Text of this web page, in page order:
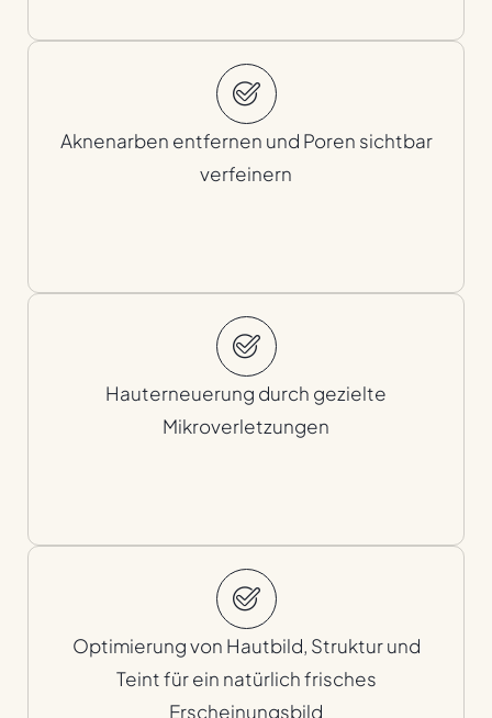
Aknenarben entfernen und Poren sichtbar
verfeinern
Hauterneuerung durch gezielte
Mikroverletzungen
Optimierung von Hautbild, Struktur und
Teint für ein natürlich frisches
Erscheinungsbild